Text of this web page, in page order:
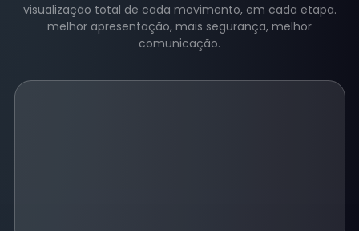
visualização total de cada movimento, em cada etapa.
melhor apresentação, mais segurança, melhor
comunicação.